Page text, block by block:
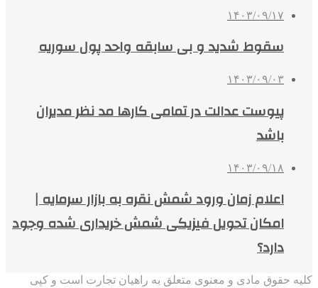
۱۴۰۳/۰۹/۱۷
سقوط شدید و بی سابقه واحد پول سوریه
۱۴۰۳/۰۹/۰۳
پیوست عدالت در تمامی کارها مد نظر مدیران
باشد
۱۴۰۳/۰۹/۱۸
اعلام زمان ورود شمش نقره به بازار سرمایه |
امکان تحویل فیزیکی شمش خریداری شده وجود
دارد؟
کلیه حقوق مادی و معنوی متعلق به راهیان تجارت است و کپی